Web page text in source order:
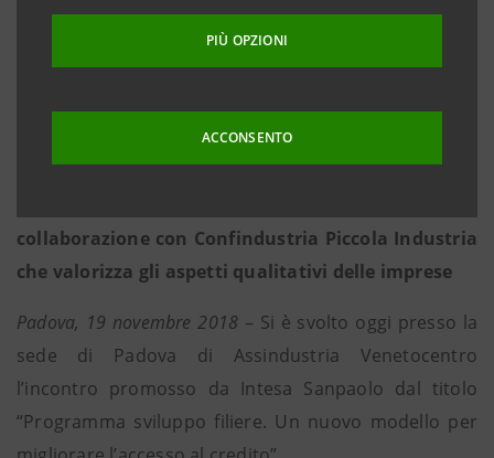
PIÙ OPZIONI
ACCONSENTO
complessivo di oltre 2,6 miliardi di euro.
• Padova e Treviso si caratterizzano per l’elevata
vocazione industriale: quota di valore aggiunto del
36% per Treviso e del 28% per Padova, superiore al
dato medio nazionale (24%).
collaborazione con Confindustria Piccola Industria
che valorizza gli aspetti qualitativi delle imprese
Padova, 19 novembre 2018 – Si è svolto oggi presso la
sede di Padova di Assindustria Venetocentro
l’incontro promosso da Intesa Sanpaolo dal titolo
“Programma sviluppo filiere. Un nuovo modello per